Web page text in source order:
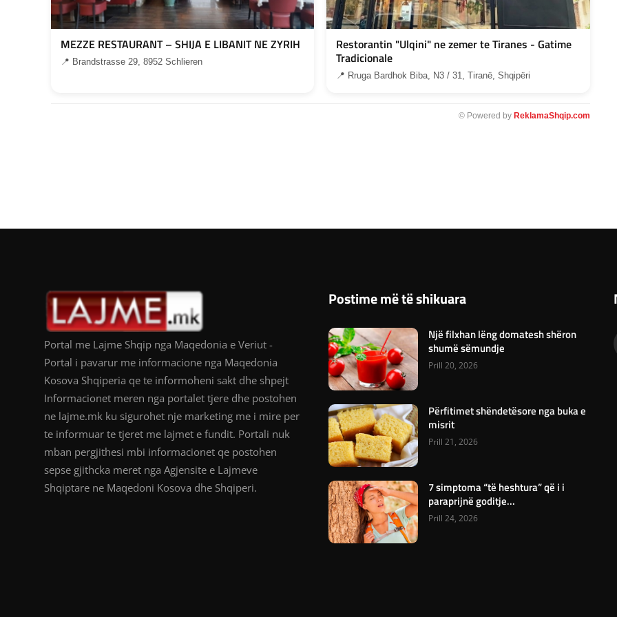
MEZZE RESTAURANT – SHIJA E LIBANIT NE ZYRIH
📍 Brandstrasse 29, 8952 Schlieren
Restorantin "Ulqini" ne zemer te Tiranes - Gatime
Tradicionale
📍 Rruga Bardhok Biba, N3 / 31, Tiranë, Shqipëri
© Powered by ReklamaShqip.com
Portal me Lajme Shqip nga Maqedonia e Veriut -
Portal i pavarur me informacione nga Maqedonia
Kosova Shqiperia qe te informoheni sakt dhe shpejt
Informacionet meren nga portalet tjere dhe postohen
ne lajme.mk ku sigurohet nje marketing me i mire per
te informuar te tjeret me lajmet e fundit. Portali nuk
mban pergjithesi mbi informacionet qe postohen
sepse gjithcka meret nga Agjensite e Lajmeve
Shqiptare ne Maqedoni Kosova dhe Shqiperi.
Postime më të shikuara
Një filxhan lëng domatesh shëron
shumë sëmundje
Prill 20, 2026
Përfitimet shëndetësore nga buka e
misrit
Prill 21, 2026
7 simptoma “të heshtura” që i i
paraprijnë goditje...
Prill 24, 2026